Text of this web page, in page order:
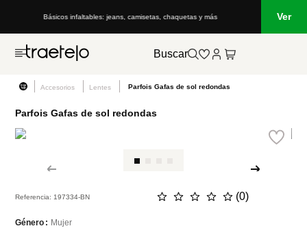
Básicos infaltables: jeans, camisetas, chaquetas y más Ver
Buscar
Accesorios Lentes Parfois Gafas de sol redondas
Parfois Gafas de sol redondas
Referencia: 197334-BN ☆ ☆ ☆ ☆ ☆ (0)
Género Mujer